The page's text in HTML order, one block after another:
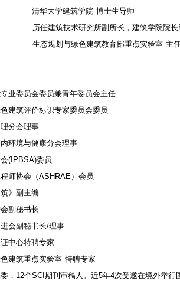
清华大学建筑学院 博士生导师
历任建筑技术研究所副所长，建筑学院院长
生态规划与绿色建筑教育部重点实验室 主
业委员会委员兼青年委员会主任
建筑评价标识专家委员会委员
分会理事
环境与健康分会理事
(IPBSA)委员
师协会（ASHRAE）会员
》副主编
副秘书长
会副秘书长/理事
中心特聘专家
建筑重点实验室 特聘专家
， 12个SCI 期刊审稿人。近5年4次受邀在境外举行